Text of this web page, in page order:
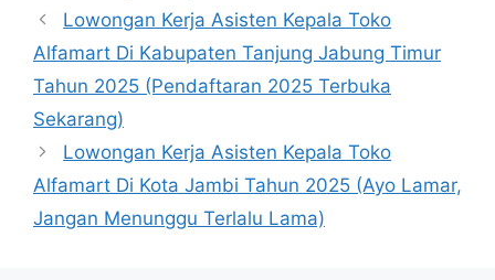
Lowongan Kerja Asisten Kepala Toko
Alfamart Di Kabupaten Tanjung Jabung Timur
Tahun 2025 (Pendaftaran 2025 Terbuka
Sekarang)
Lowongan Kerja Asisten Kepala Toko
Alfamart Di Kota Jambi Tahun 2025 (Ayo Lamar,
Jangan Menunggu Terlalu Lama)